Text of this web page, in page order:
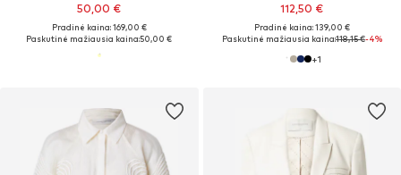
50,00 €
Pradinė kaina: 169,00 €
Paskutinė mažiausia kaina:50,00 €
112,50 €
Pradinė kaina: 139,00 €
Paskutinė mažiausia kaina:118,15 €-4%
+1